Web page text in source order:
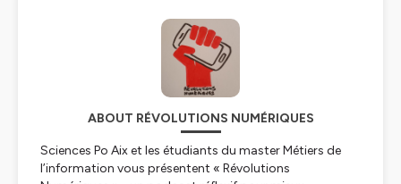
ABOUT RÉVOLUTIONS NUMÉRIQUES
Sciences Po Aix et les étudiants du master Métiers de
l’information vous présentent « Révolutions